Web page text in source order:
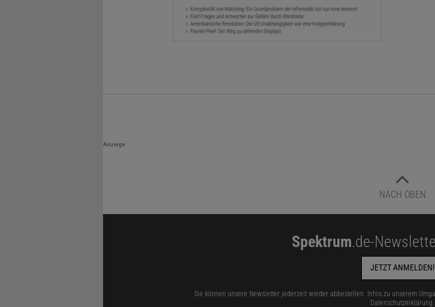
Anzeige
NACH OBEN
Spektrum.de-
JETZT ANMELDEN!
Sie können unsere Newsletter jederzeit wieder abbestellen. Infos zu unserem
Datenschutzerklärung.